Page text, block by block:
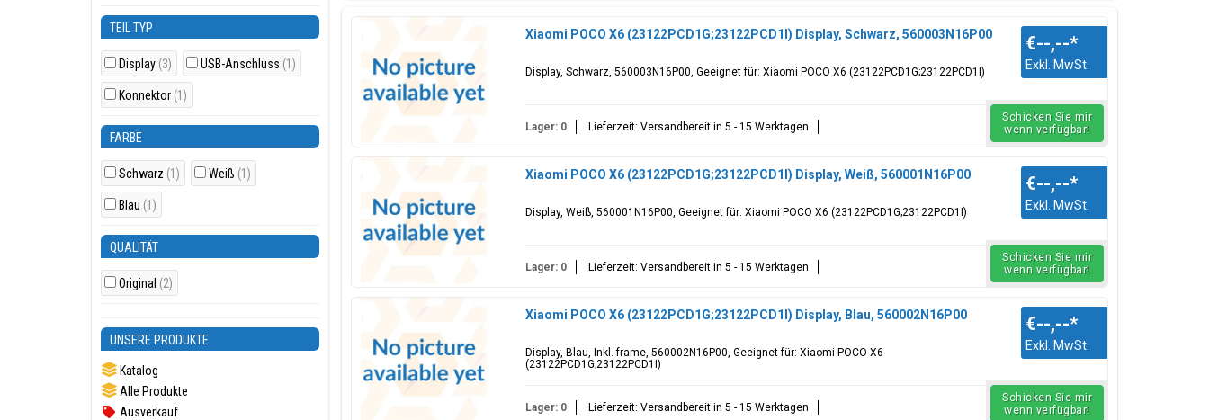
TEIL TYP
Display (3) USB-Anschluss (1)
Konnektor (1)
FARBE
Schwarz (1) Weiß (1)
Blau (1)
QUALITÄT
Original (2)
UNSERE PRODUKTE
Katalog
Alle Produkte
Ausverkauf
Xiaomi POCO X6 (23122PCD1G;23122PCD1I) Display, Schwarz, 560003N16P00
Display, Schwarz, 560003N16P00, Geeignet für: Xiaomi POCO X6 (23122PCD1G;23122PCD1I)
€--,--*
Exkl. MwSt.
Lager: 0 Lieferzeit: Versandbereit in 5 - 15 Werktagen
Schicken Sie mir
wenn verfügbar!
Xiaomi POCO X6 (23122PCD1G;23122PCD1I) Display, Weiß, 560001N16P00
Display, Weiß, 560001N16P00, Geeignet für: Xiaomi POCO X6 (23122PCD1G;23122PCD1I)
€--,--*
Exkl. MwSt.
Lager: 0 Lieferzeit: Versandbereit in 5 - 15 Werktagen
Schicken Sie mir
wenn verfügbar!
Xiaomi POCO X6 (23122PCD1G;23122PCD1I) Display, Blau, 560002N16P00
Display, Blau, Inkl. frame, 560002N16P00, Geeignet für: Xiaomi POCO X6
(23122PCD1G;23122PCD1I)
€--,--*
Exkl. MwSt.
Lager: 0 Lieferzeit: Versandbereit in 5 - 15 Werktagen
Schicken Sie mir
wenn verfügbar!